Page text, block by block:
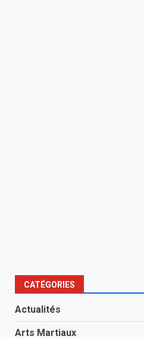
CATÉGORIES
Actualités
Arts Martiaux